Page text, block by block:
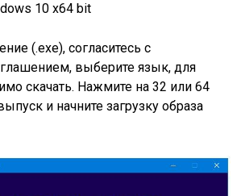
10 x64 bit
(.exe), согласитесь с
выберите язык, для
скачать. Нажмите на 32 или 64
и начните загрузку образа